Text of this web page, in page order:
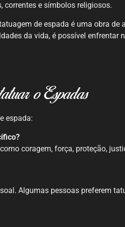
correntes e símbolos religiosos.
de espada é uma obra
da vida, é possível enfrentar
o Espadas
espada:
coragem, força, proteção,
Algumas pessoas preferem